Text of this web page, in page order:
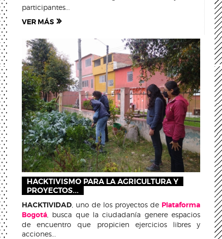
participantes...
VER MÁS
HACKTIVISMO PARA LA AGRICULTURA Y
PROYECTOS...
HACKTIVIDAD, uno de los proyectos de Plataforma
Bogotá, busca que la ciudadanía genere espacios
de encuentro que propicien ejercicios libres y
acciones...